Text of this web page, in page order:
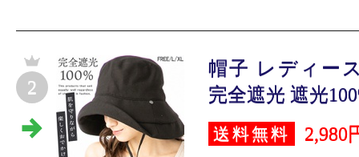
2
帽子 レディー
完全遮光 遮光
送料無料 2,980